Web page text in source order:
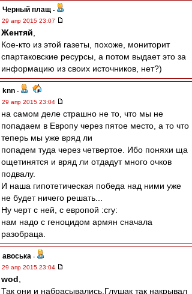
Черный плащ -
29 апр 2015 23:07
Жентяй
Кое-кто из этой газеты, похоже, мониторит
спартаковские ресурсы, а потом выдает это за
информацию из своих источников, нет?)
knn -
29 апр 2015 23:04
на самом деле страшно не то, что мы не
попадаем в Европу через пятое место, а то что
теперь мы уже вряд ли
попадем туда через четвертое. Ибо поняхи ща
ощетинятся и вряд ли отдадут много очков
подвалу.
И наша гипотетическая победа над ними уже
не будет ничего решать...
Ну черт с ней, с европой :cry:
нам надо с геноцидом армян сначала
разобраца.
авоська -
29 апр 2015 23:04
wod
Так они и набрасывались.Глушак так накрывал